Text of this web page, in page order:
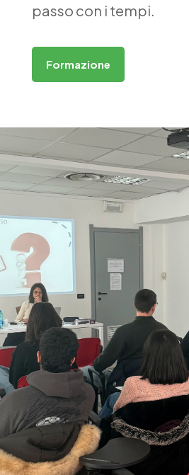
passo con i tempi.
Formazione